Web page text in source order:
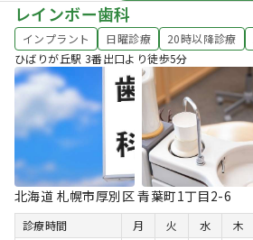
レインボー歯科
インプラント 日曜診療 20時以降診療
ひばりが丘駅 3番出口より徒歩5分
北海道 札幌市厚別区 青葉町1丁目2-6
診療時間 月 火 水 木